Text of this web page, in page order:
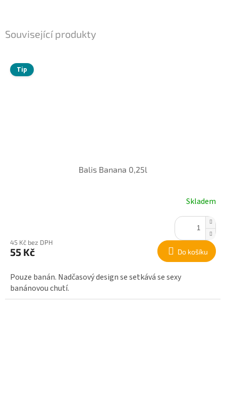
Související produkty
Tip
Balis Banana 0,25l
Skladem
45 Kč bez DPH
55 Kč Do košíku
Pouze banán. Nadčasový design se setkává se sexy
banánovou chutí.